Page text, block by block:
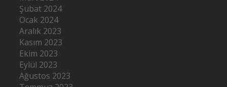
Şubat 2024
Ocak 2024
Aralık 2023
Kasım 2023
Ekim 2023
Eylül 2023
Ağustos 2023